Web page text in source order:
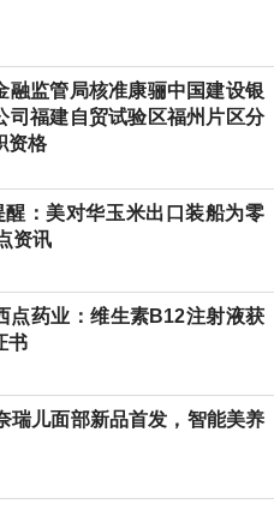
融监管局核准康骊中国建设银
司福建自贸试验区福州片区分
资格
醒：美对华玉米出口装船为零
资讯
点药业：维生素B12注射液获
书
瑞儿面部新品首发，智能美养